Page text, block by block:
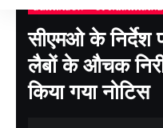
Devbhoomi Media> Blog>
सीएमओ के निर्देश
लैबों के औचक
किया गया नोटिस